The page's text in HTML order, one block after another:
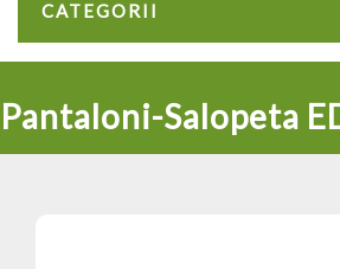
CATEGORII
Pantaloni-Salopeta